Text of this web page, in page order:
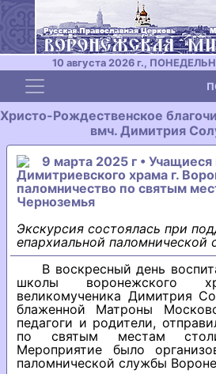
10 августа 2026 г.,
Toggle navigation
Христо-Рождественское
вмч. Димитрия
9 марта 2025 г •
Димитриевского храма г.
паломничество по святым
Черноземья
Экскурсия состоялась при
епархиальной паломнической
В воскресный день
школы воронежского
великомученика Димитрия
блаженной Матроны
педагоги и родители,
по святым местам
Мероприятие было
паломнической службы